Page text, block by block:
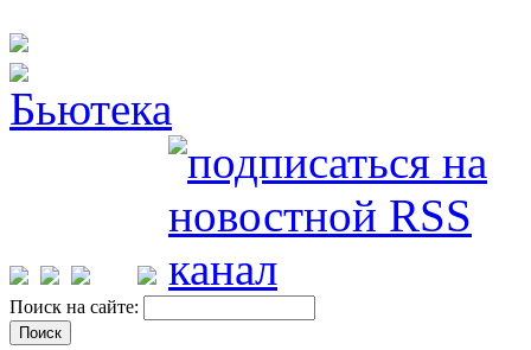
Поиск на сайте: